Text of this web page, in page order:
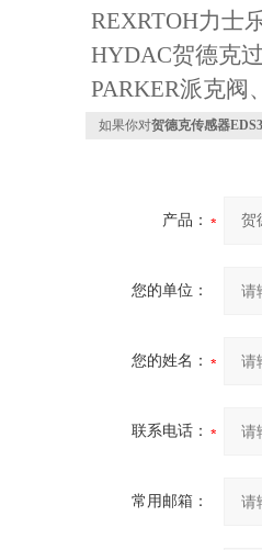
REXRTOH力士
HYDAC贺德克
PARKER派克阀
如果你对贺德克传感器
产品：
您的单位：
您的姓名：
联系电话：
常用邮箱：